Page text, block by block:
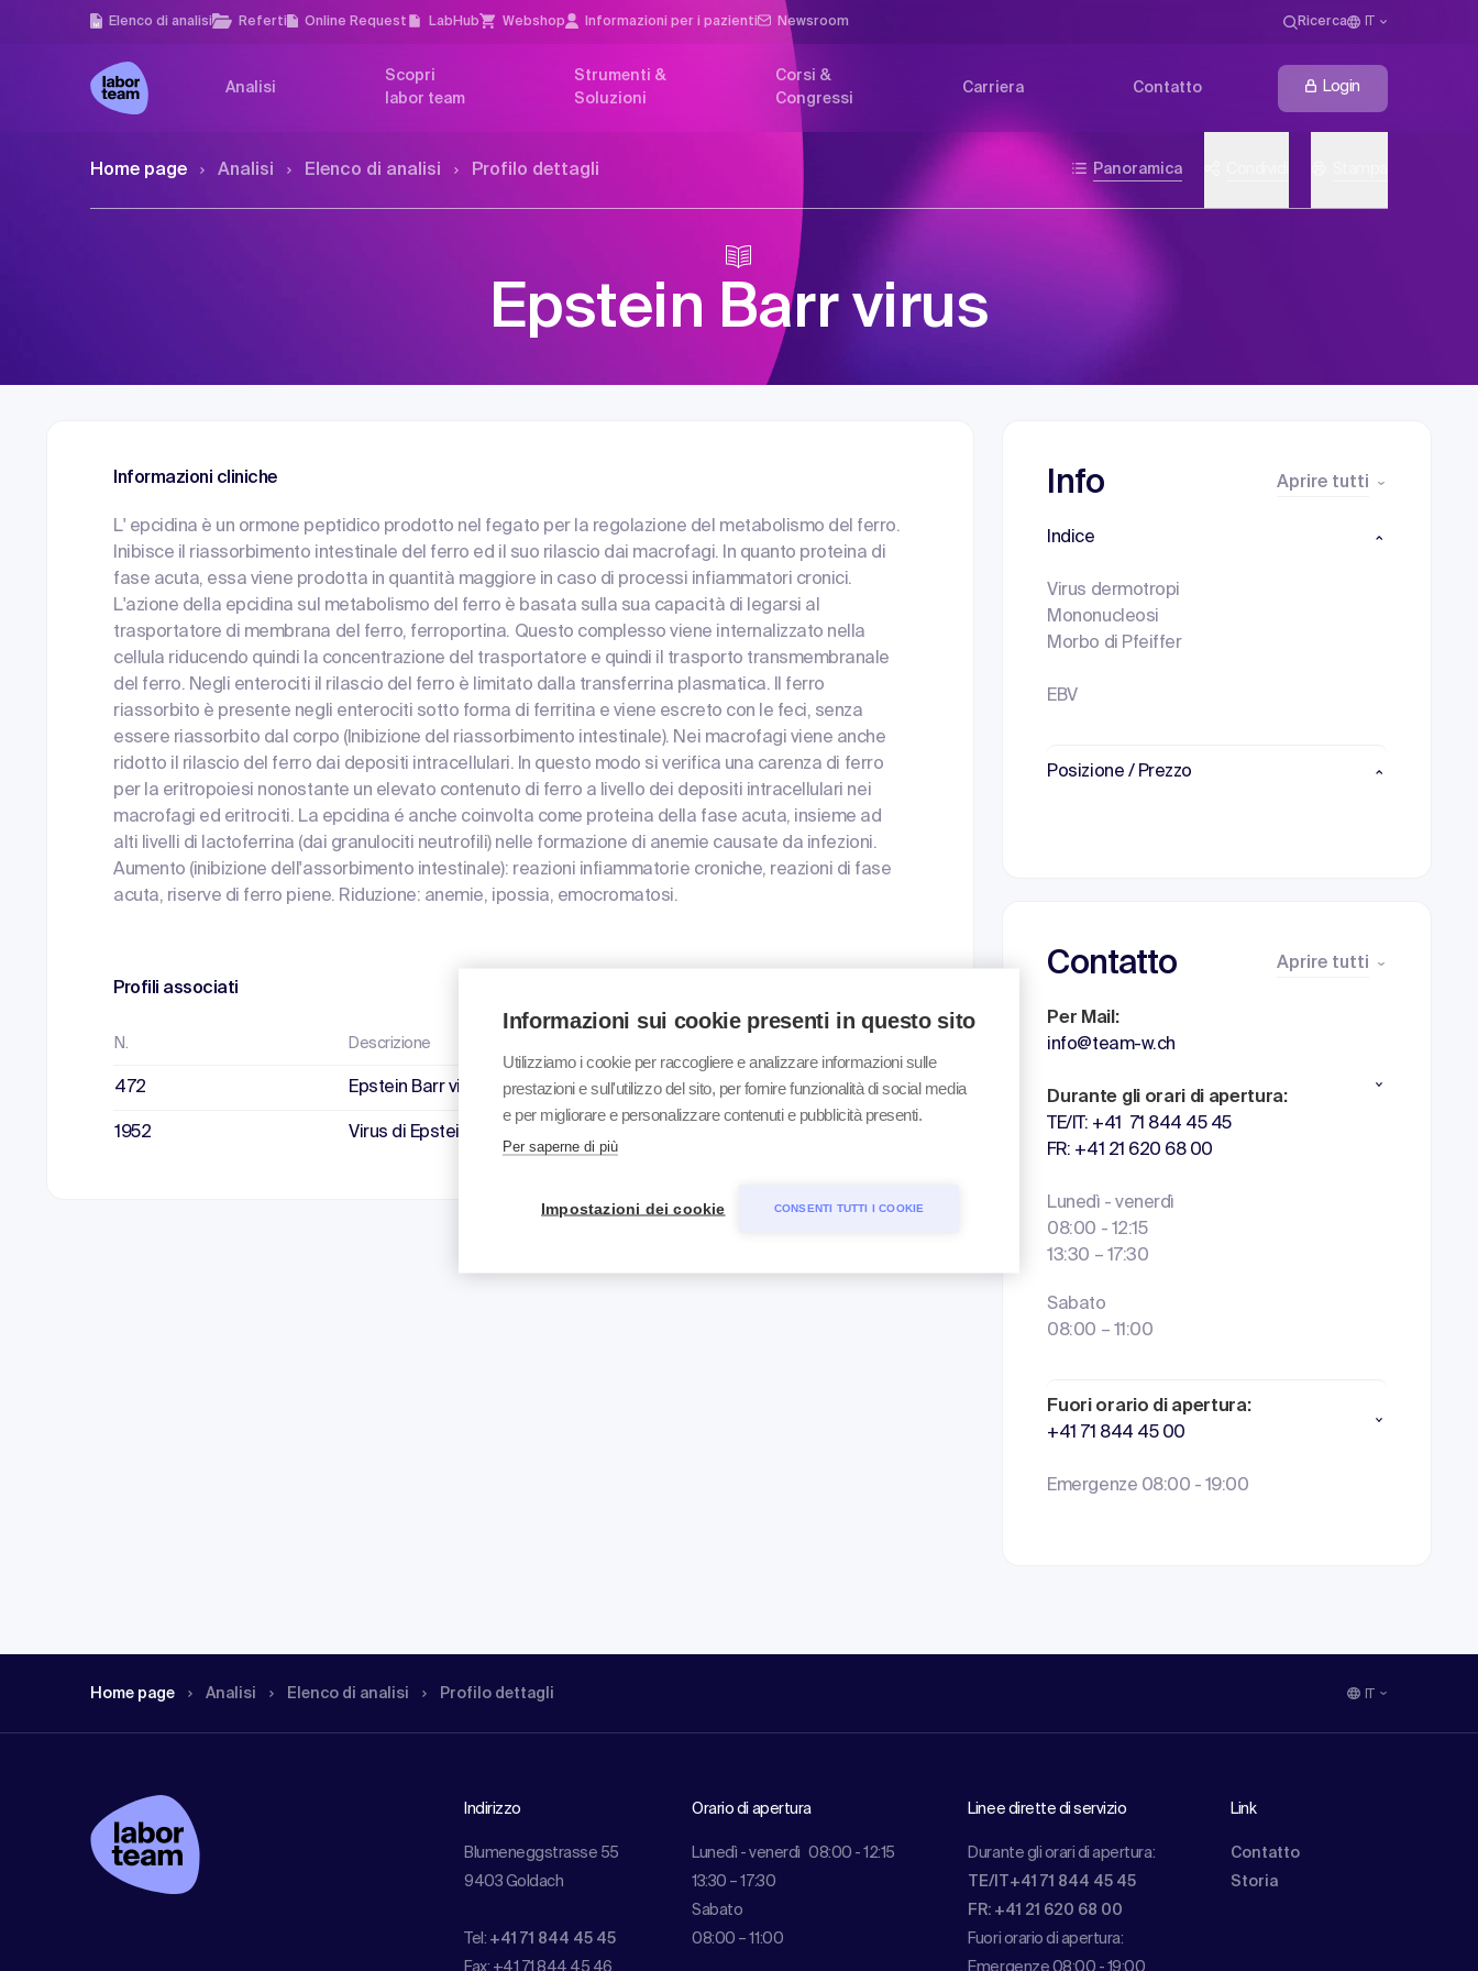
Elenco di analisi Referti Online Request LabHub Webshop Informazioni per i pazienti Newsroom Ricerca
Analisi
Scopri
labor team
Strumenti &
Soluzioni
Corsi &
Congressi
Carriera Contatto Login
Home page Analisi Elenco di analisi Profilo dettagli Panoramica
Epstein Barr virus
Informazioni cliniche
L' epcidina è un ormone peptidico prodotto nel fegato per la regolazione del metabolismo del ferro.
Inibisce il riassorbimento intestinale del ferro ed il suo rilascio dai macrofagi. In quanto proteina di
fase acuta, essa viene prodotta in quantità maggiore in caso di processi infiammatori cronici.
L'azione della epcidina sul metabolismo del ferro è basata sulla sua capacità di legarsi al
trasportatore di membrana del ferro, ferroportina. Questo complesso viene internalizzato nella
cellula riducendo quindi la concentrazione del trasportatore e quindi il trasporto transmembranale
del ferro. Negli enterociti il rilascio del ferro è limitato dalla transferrina plasmatica. Il ferro
riassorbito è presente negli enterociti sotto forma di ferritina e viene escreto con le feci, senza
essere riassorbito dal corpo (Inibizione del riassorbimento intestinale). Nei macrofagi viene anche
ridotto il rilascio del ferro dai depositi intracellulari. In questo modo si verifica una carenza di ferro
per la eritropoiesi nonostante un elevato contenuto di ferro a livello dei depositi intracellulari nei
macrofagi ed eritrociti. La epcidina é anche coinvolta come proteina della fase acuta, insieme ad
alti livelli di lactoferrina (dai granulociti neutrofili) nelle formazione di anemie causate da infezioni.
Aumento (inibizione dell'assorbimento intestinale): reazioni infiammatorie croniche, reazioni di fase
acuta, riserve di ferro piene. Riduzione: anemie, ipossia, emocromatosi.
Profili associati
N. Descrizione
472 Epstein Barr virus anticorpi Siero, 1ml
1952 Virus di Epstein-Barr (PCR)
Info Aprire tutti
Indice
Virus dermotropi
Mononucleosi
Morbo di Pfeiffer
EBV
Posizione / Prezzo
Contatto Aprire tutti
Per Mail:
info@team-w.ch
Durante gli orari di apertura:
TE/IT: +41 71 844 45 45
FR: +41 21 620 68 00
Lunedì - venerdì
08:00 - 12:15
13:30 – 17:30
Sabato
08:00 – 11:00
Fuori orario di apertura:
+41 71 844 45 00
Emergenze 08:00 - 19:00
Home page Analisi Elenco di analisi Profilo dettagli
Indirizzo
Blumeneggstrasse 55
9403 Goldach
Tel: +41 71 844 45 45
Fax: +41 71 844 45 46
Orario di apertura
Lunedì - venerdì 08:00 - 12:15
13:30 – 17:30
Sabato
08:00 – 11:00
Linee dirette di servizio
Durante gli orari di apertura:
TE/IT+41 71 844 45 45
FR: +41 21 620 68 00
Fuori orario di apertura:
Emergenze 08:00 - 19:00
Link
Contatto
Storia
Informazioni sui cookie presenti in questo sito
Utilizziamo i cookie per raccogliere e analizzare informazioni sulle
prestazioni e sull'utilizzo del sito, per fornire funzionalità di social media
e per migliorare e personalizzare contenuti e pubblicità presenti.
Per saperne di più
Impostazioni dei cookie CONSENTI TUTTI I COOKIE